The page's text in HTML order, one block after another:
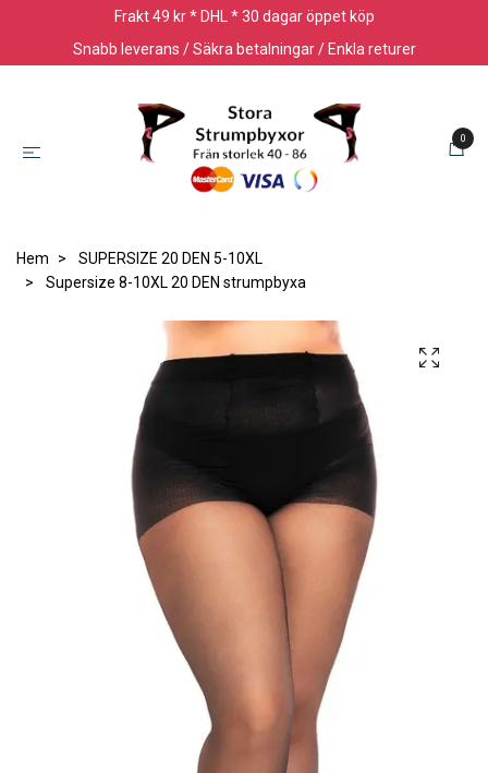
Frakt 49 kr * DHL * 30 dagar öppet köp
Snabb leverans / Säkra betalningar / Enkla returer
0
Hem
SUPERSIZE 20 DEN 5-10XL
Supersize 8-10XL 20 DEN strumpbyxa